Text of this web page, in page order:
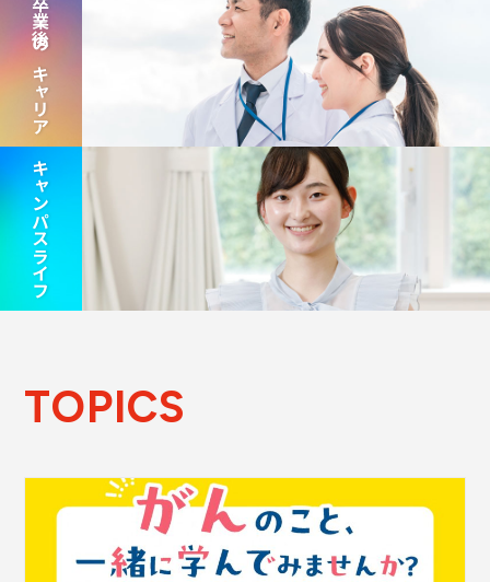
卒業後のキャリア
キャンパスライフ
TOPICS